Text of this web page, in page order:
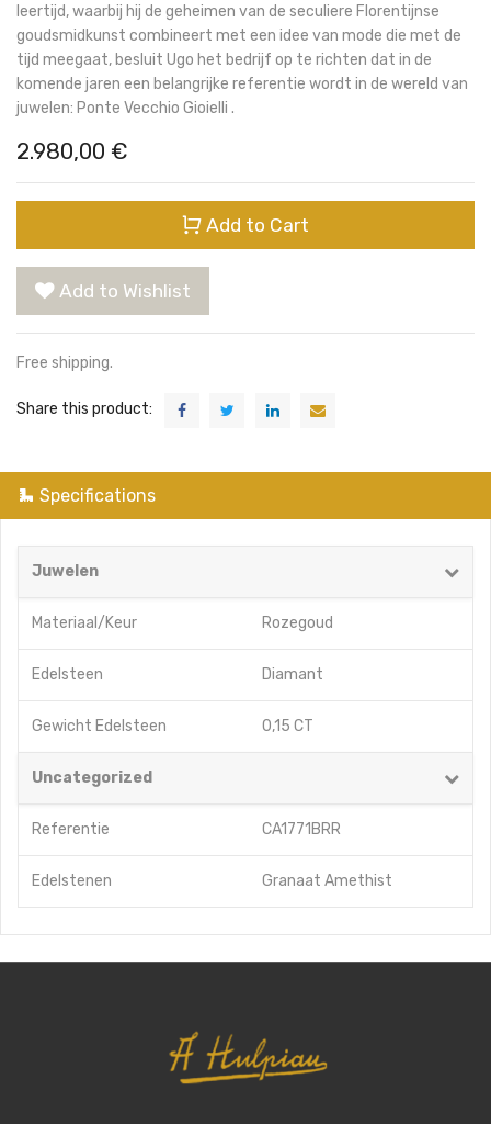
leertijd, waarbij hij de geheimen van de seculiere Florentijnse
goudsmidkunst combineert met een idee van mode die met de
tijd meegaat, besluit Ugo het bedrijf op te richten dat in de
komende jaren een belangrijke referentie wordt in de wereld van
juwelen: Ponte Vecchio Gioielli .
2.980,00 €
Add to Cart
Add to Wishlist
Free shipping.
Share this product:
Specifications
Juwelen
Materiaal/Keur Rozegoud
Edelsteen Diamant
Gewicht Edelsteen 0,15 CT
Uncategorized
Referentie CA1771BRR
Edelstenen Granaat Amethist